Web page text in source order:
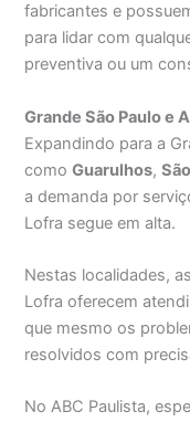
fabricantes e
para lidar com
preventiva ou um
Grande São Paulo e
Expandindo para a
comoGuarulhos,
a demanda por
Lofra segue em alta.
Nestas localidades,
Lofra oferecem
que mesmo os
resolvidos com
No ABC Paulista,